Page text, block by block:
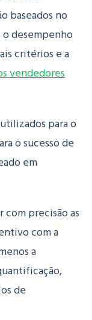
baseados no
desempenho
critérios e a
vendedores
para o
o sucesso de
em
precisão as
com a
a
de